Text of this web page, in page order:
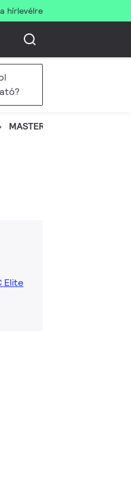
hírlevélre
MASTERColour CDM-TC
Elite